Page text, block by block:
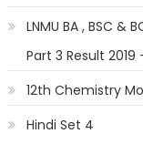
LNMU BA , BSC &
Part 3 Result 2019
12th Chemistry
Hindi Set 4